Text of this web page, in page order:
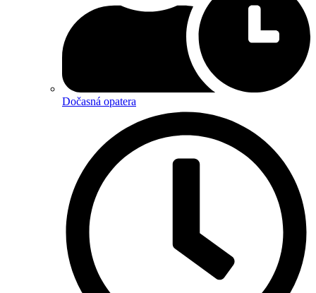
Dočasná opatera